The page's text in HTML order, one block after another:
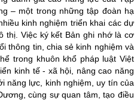
– một trong những tập đoàn hạ
kinh nghiệm triển khai các dự
thị. Việc ký kết Bản ghi nhớ là cơ
thông tin, chia sẻ kinh nghiệm và
trong khuôn khổ pháp luật Việt
kinh tế - xã hội, nâng cao năng
năng lực, kinh nghiệm, uy tín của
cùng sự quan tâm, tạo điều